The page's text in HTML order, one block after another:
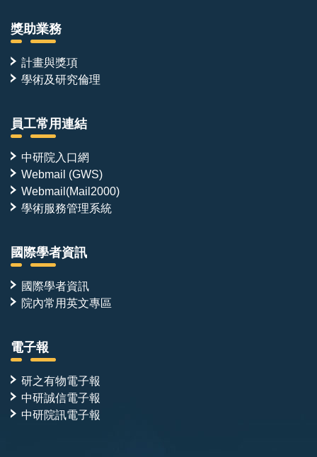
獎助業務
計畫與獎項
學術及研究倫理
員工常用連結
中研院入口網
Webmail (GWS)
Webmail(Mail2000)
學術服務管理系統
國際學者資訊
國際學者資訊
院內常用英文專區
電子報
研之有物電子報
中研誠信電子報
中研院訊電子報